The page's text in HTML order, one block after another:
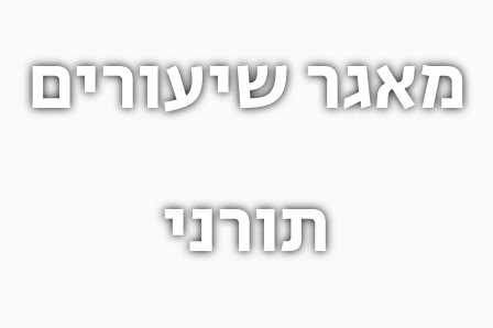
מאגר שיעורים
תורני